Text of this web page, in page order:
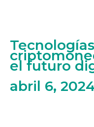
el futuro
abril 6,